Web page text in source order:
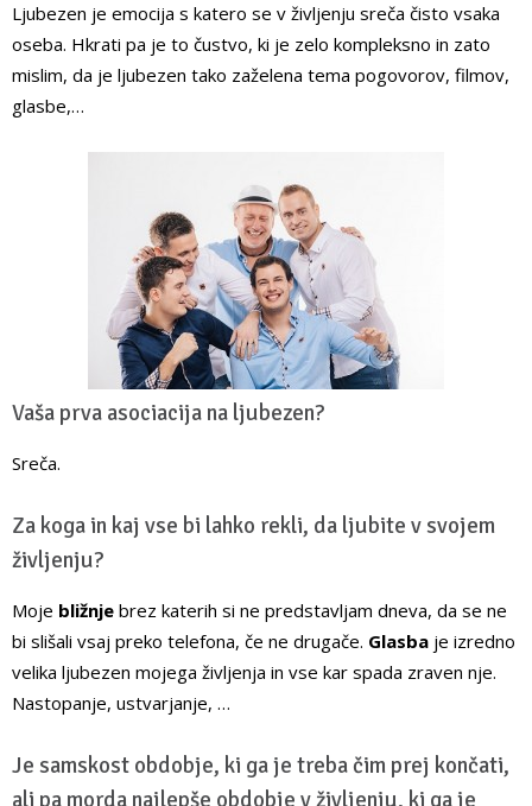
Ljubezen je emocija s katero se v življenju sreča čisto vsaka
oseba. Hkrati pa je to čustvo, ki je zelo kompleksno in zato
mislim, da je ljubezen tako zaželena tema pogovorov, filmov,
glasbe,…
Vaša prva asociacija na ljubezen?
Sreča.
Za koga in kaj vse bi lahko rekli, da ljubite v svojem
življenju?
Moje bližnje brez katerih si ne predstavljam dneva, da se ne
bi slišali vsaj preko telefona, če ne drugače. Glasba je izredno
velika ljubezen mojega življenja in vse kar spada zraven nje.
Nastopanje, ustvarjanje, …
Je samskost obdobje, ki ga je treba čim prej končati,
ali pa morda najlepše obdobje v življenju, ki ga je